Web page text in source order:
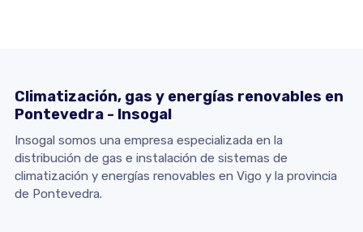
Climatización, gas y energías renovables en
Pontevedra - Insogal
Insogal somos una empresa especializada en la
distribución de gas e instalación de sistemas de
climatización y energías renovables en Vigo y la provincia
de Pontevedra.